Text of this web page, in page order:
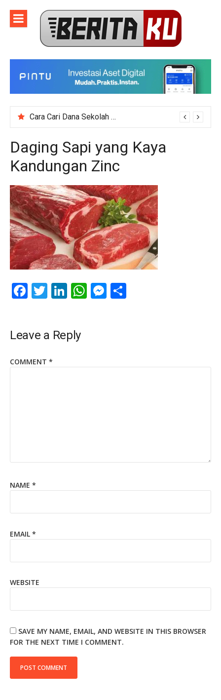
content
Cara Cari Dana Sekolah untuk Event Kegiatan Skala Besar
Daging Sapi yang Kaya
Kandungan Zinc
Facebook
Twitter
LinkedIn
WhatsApp
Messenger
Leave a Reply
COMMENT *
NAME *
EMAIL *
WEBSITE
SAVE MY NAME, EMAIL, AND WEBSITE IN THIS BROWSER
FOR THE NEXT TIME I COMMENT.